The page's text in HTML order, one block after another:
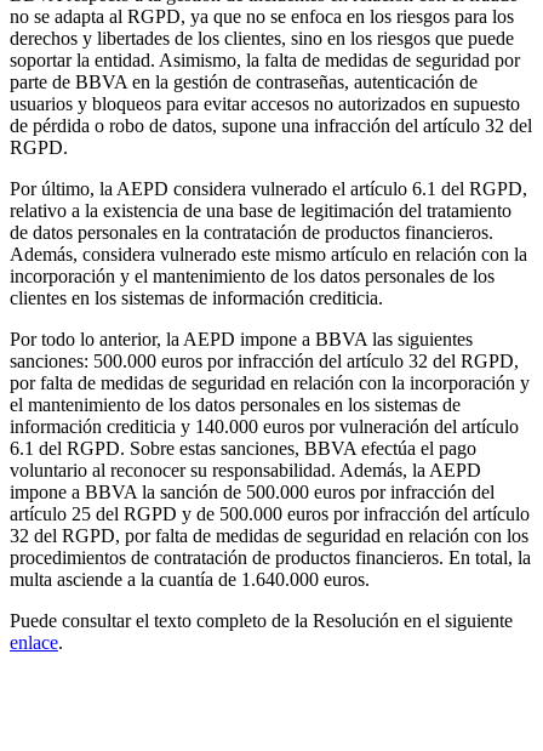
no se adapta al RGPD, ya que no se enfoca en los riesgos para los
derechos y libertades de los clientes, sino en los riesgos que puede
soportar la entidad. Asimismo, la falta de medidas de seguridad por
parte de BBVA en la gestión de contraseñas, autenticación de
usuarios y bloqueos para evitar accesos no autorizados en supuesto
de pérdida o robo de datos, supone una infracción del artículo 32 del
RGPD.
Por último, la AEPD considera vulnerado el artículo 6.1 del RGPD,
relativo a la existencia de una base de legitimación del tratamiento
de datos personales en la contratación de productos financieros.
Además, considera vulnerado este mismo artículo en relación con la
incorporación y el mantenimiento de los datos personales de los
clientes en los sistemas de información crediticia.
Por todo lo anterior, la AEPD impone a BBVA las siguientes
sanciones: 500.000 euros por infracción del artículo 32 del RGPD,
por falta de medidas de seguridad en relación con la incorporación y
el mantenimiento de los datos personales en los sistemas de
información crediticia y 140.000 euros por vulneración del artículo
6.1 del RGPD. Sobre estas sanciones, BBVA efectúa el pago
voluntario al reconocer su responsabilidad. Además, la AEPD
impone a BBVA la sanción de 500.000 euros por infracción del
artículo 25 del RGPD y de 500.000 euros por infracción del artículo
32 del RGPD, por falta de medidas de seguridad en relación con los
procedimientos de contratación de productos financieros. En total, la
multa asciende a la cuantía de 1.640.000 euros.
Puede consultar el texto completo de la Resolución en el siguiente
enlace.